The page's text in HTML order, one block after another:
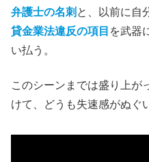
弁護士の名刺 と、以前に自
貸金業法違反の項目 を武器
い払う。
このシーンまでは盛り上が
けて、どうも失速感がぬぐ